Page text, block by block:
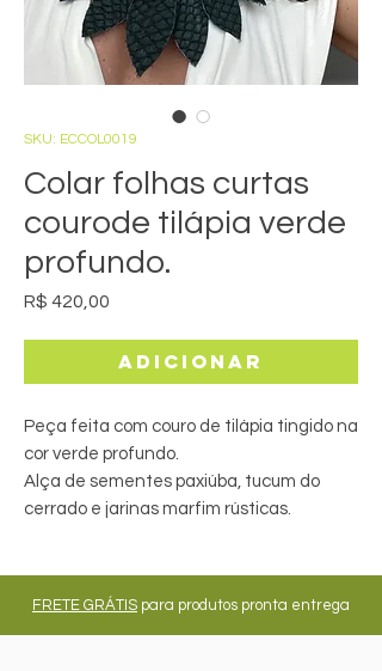
SKU: ECCOL0019
Colar folhas curtas
courode tilápia verde
profundo.
R$ 420,00
Adicionar
Peça feita com couro de tilápia tingido na
cor verde profundo.
Alça de sementes paxiúba, tucum do
cerrado e jarinas marfim rústicas.
FRETE GRÁTIS para produtos pronta entrega